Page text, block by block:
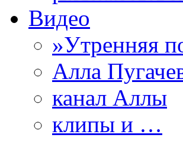
Видео
»Утренняя
Алла
канал Аллы
клипы и …